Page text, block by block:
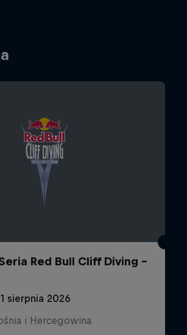
Red Bull Cliff Diving -
sierpnia 2026
i Hercegowina